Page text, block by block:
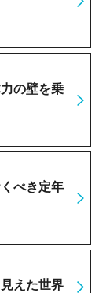
の壁を乗
べき定年
えた世界